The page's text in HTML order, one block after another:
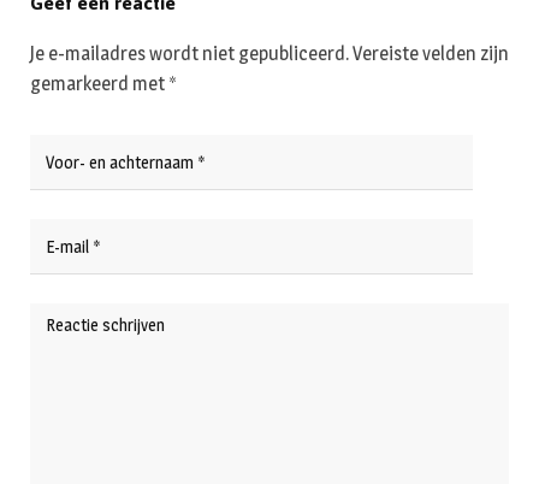
Je e-mailadres wordt niet gepubliceerd.Vereiste velden zijn
gemarkeerd met *